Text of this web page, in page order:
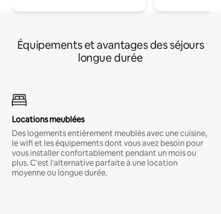
Équipements et avantages des séjours
longue durée
Locations meublées
Des logements entièrement meublés avec une cuisine,
le wifi et les équipements dont vous avez besoin pour
vous installer confortablement pendant un mois ou
plus. C'est l'alternative parfaite à une location
moyenne ou longue durée.